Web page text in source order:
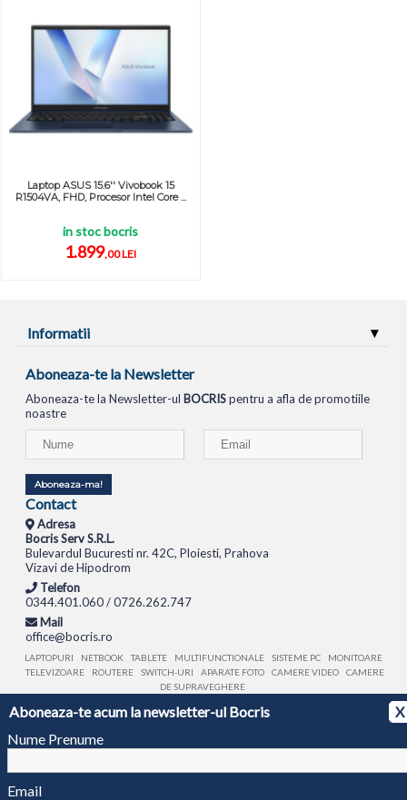
Aboneaza-te acum la newsletter-ul Bocris
X
Nume Prenume
Email
Laptop ASUS 15.6'' Vivobook 15
R1504VA, FHD, Procesor Intel Core ...
in stoc bocris
1.899,00 LEI
Informatii
Aboneaza-te la Newsletter
Aboneaza-te la Newsletter-ul BOCRISpentru a afla de promotiile
noastre
Aboneaza-ma!
Contact
Adresa
Bocris Serv S.R.L.
Bulevardul Bucuresti nr. 42C, Ploiesti, Prahova
Vizavi de Hipodrom
Telefon
0344.401.060 / 0726.262.747
Mail
office@bocris.ro
LAPTOPURI NETBOOK TABLETE MULTIFUNCTIONALE SISTEME PC
MONITOARE
TELEVIZOARE
ROUTERE SWITCH-URI APARATE FOTO CAMERE VIDEO
CAMERE
DE SUPRAVEGHERE